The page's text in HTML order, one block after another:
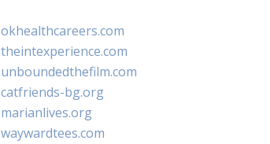
okhealthcareers.com
theintexperience.com
unboundedthefilm.com
catfriends-bg.org
marianlives.org
waywardtees.com